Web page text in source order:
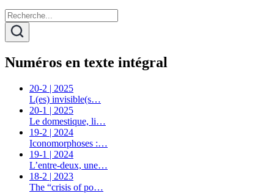
Numéros en texte intégral
20-2 | 2025
L(es) invisible(s…
20-1 | 2025
Le domestique, li…
19-2 | 2024
Iconomorphoses :…
19-1 | 2024
L’entre-deux, une…
18-2 | 2023
The “crisis of po…